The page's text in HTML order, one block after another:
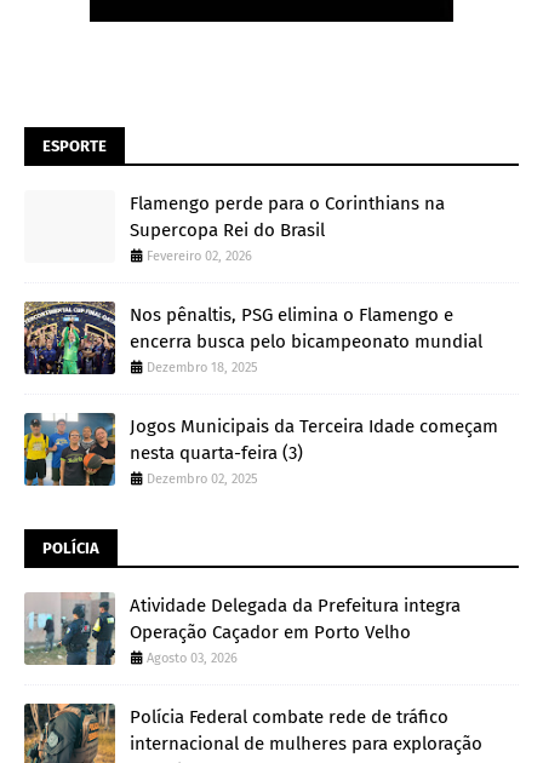
ESPORTE
Flamengo perde para o Corinthians na
Supercopa Rei do Brasil
Fevereiro 02, 2026
Nos pênaltis, PSG elimina o Flamengo e
encerra busca pelo bicampeonato mundial
Dezembro 18, 2025
Jogos Municipais da Terceira Idade começam
nesta quarta-feira (3)
Dezembro 02, 2025
POLÍCIA
Atividade Delegada da Prefeitura integra
Operação Caçador em Porto Velho
Agosto 03, 2026
Polícia Federal combate rede de tráfico
internacional de mulheres para exploração